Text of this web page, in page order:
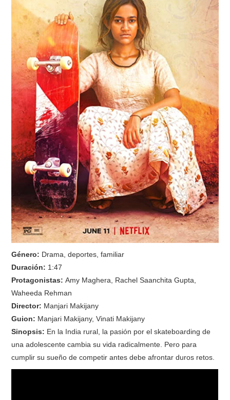
ESPAÑOL
Género: Drama, deportes, familiar
Duración: 1:47
Protagonistas: Amy Maghera, Rachel Saanchita Gupta,
Waheeda Rehman
Director: Manjari Makijany
Guion: Manjari Makijany, Vinati Makijany
Sinopsis: En la India rural, la pasión por el skateboarding de
una adolescente cambia su vida radicalmente. Pero para
cumplir su sueño de competir antes debe afrontar duros retos.